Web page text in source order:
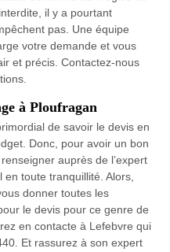
il y a pourtant
pas. Une équipe
votre demande et vous
et précis. Contactez-nous
à Ploufragan
de savoir le devis en
Donc, pour avoir un bon
auprès de l’expert
en toute tranquillité. Alors,
donner toutes les
le devis pour ce genre de
en contacte à Lefebvre qui
Et rassurez à son expert